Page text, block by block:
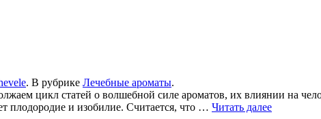
. В рубрике Лечебные ароматы.
цикл статей о волшебной силе ароматов, их влиянии на
плодородие и изобилие. Считается, что … Читать далее